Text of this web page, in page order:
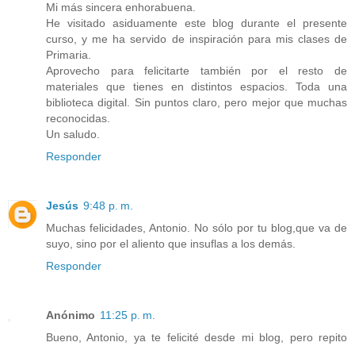
Mi más sincera enhorabuena.
He visitado asiduamente este blog durante el presente
curso, y me ha servido de inspiración para mis clases de
Primaria.
Aprovecho para felicitarte también por el resto de
materiales que tienes en distintos espacios. Toda una
biblioteca digital. Sin puntos claro, pero mejor que muchas
reconocidas.
Un saludo.
Responder
Jesús 9:48 p. m.
Muchas felicidades, Antonio. No sólo por tu blog,que va de
suyo, sino por el aliento que insuflas a los demás.
Responder
Anónimo 11:25 p. m.
Bueno, Antonio, ya te felicité desde mi blog, pero repito